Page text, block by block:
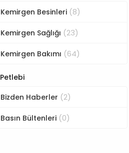
Kemirgen Besinleri (8)
Kemirgen Sağlığı (23)
Kemirgen Bakımı (64)
Petlebi
Bizden Haberler (2)
Basın Bültenleri (0)